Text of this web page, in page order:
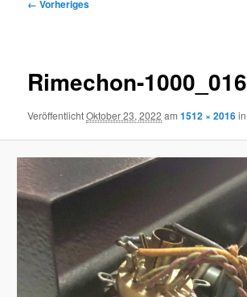
← Vorheriges
Rimechon-1000_016
VeröffentlichtOktober 23, 2022 am1512 × 2016in